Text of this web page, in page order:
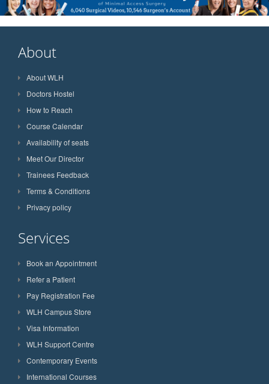
About
About WLH
Doctors Hostel
How to Reach
Course Calendar
Availability of seats
Meet Our Director
Trainees Feedback
Terms & Conditions
Privacy policy
Services
Book an Appointment
Refer a Patient
Pay Registration Fee
WLH Campus Store
Visa Information
WLH Support Centre
Contemporary Events
International Courses